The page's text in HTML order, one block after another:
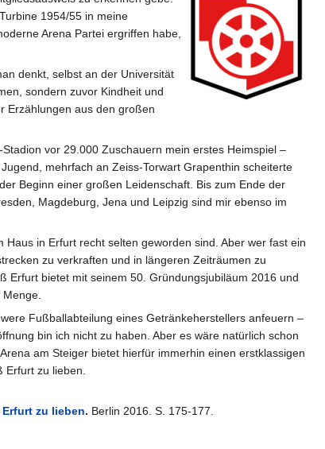
1954/55 in meine
Arena Partei ergriffen habe,
denkt, selbst an der Universität
sondern zuvor Kindheit und
Erzählungen aus den großen
vor 29.000 Zuschauern mein erstes Heimspiel –
mehrfach an Zeiss-Torwart Grapenthin scheiterte
Beginn einer großen Leidenschaft. Bis zum Ende der
Magdeburg, Jena und Leipzig sind mir ebenso im
in Erfurt recht selten geworden sind. Aber wer fast ein
zu verkraften und in längeren Zeiträumen zu
Erfurt bietet mit seinem 50. Gründungsjubiläum 2016 und
Fußballabteilung eines Getränkeherstellers anfeuern –
bin ich nicht zu haben. Aber es wäre natürlich schon
am Steiger bietet hierfür immerhin einen erstklassigen
zu lieben.
Erfurt zu lieben. Berlin 2016. S. 175-177.